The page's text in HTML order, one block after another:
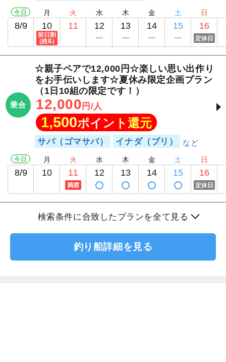
今日
8/9
月
10
前日割
(残6)
火
11
水
12
木
13
金
14
土
15
日
16
定休日
乗合
☆親子ペアで12,000円☆楽しい思い出作り
をお手伝いします☆夏休み限定企画プラン
（1日10組の限定です！）
12,000 円/人
1,500ポイント還元
サバ（ゴマサバ） イナダ（ブリ）
今日
8/9
月
10
火
11
満席
水
12
木
13
金
14
土
15
日
16
定休日
検索条件に合致したプランを全て見る
釣り船詳細を見る